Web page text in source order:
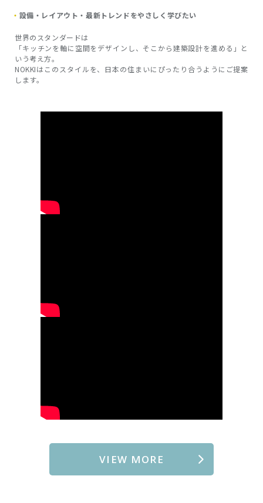
設備・レイアウト・最新トレンドをやさしく学びたい
世界のスタンダードは
「キッチンを軸に空間をデザインし、そこから建築設計を進める」と
いう考え方。
NOKKIはこのスタイルを、日本の住まいにぴったり合うようにご提案
します。
VIEW MORE